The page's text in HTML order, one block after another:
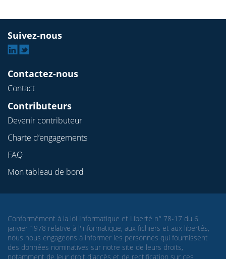
Suivez-nous
Linkedin
Contactez-nous
Contact
Contributeurs
Devenir contributeur
Charte d’engagements
FAQ
Mon tableau de bord
Conformément à la loi Informatique et Liberté n° 78-17 du 6
janvier 1978 relative à l'informatique, aux fichiers et aux libertés,
nous nous engageons à informer les personnes qui fournissent
des données nominatives sur notre site de leurs droits,
notamment de leur droit d'accès et de rectification sur ces